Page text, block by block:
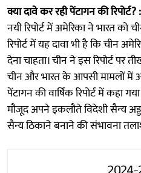
क्या दावे कर रही पेंटागन की रिपोर्ट? :
नयी रिपोर्ट में अमेरिका ने भारत को
रिपोर्ट में यह दावा भी है कि चीन
देना चाहता। चीन ने इस रिपोर्ट पर
चीन और भारत के आपसी मामलों में
पेंटागन की वार्षिक रिपोर्ट में कहा
मौजूद अपने इकलौते विदेशी सैन्य
सैन्य ठिकाने बनाने की संभावना